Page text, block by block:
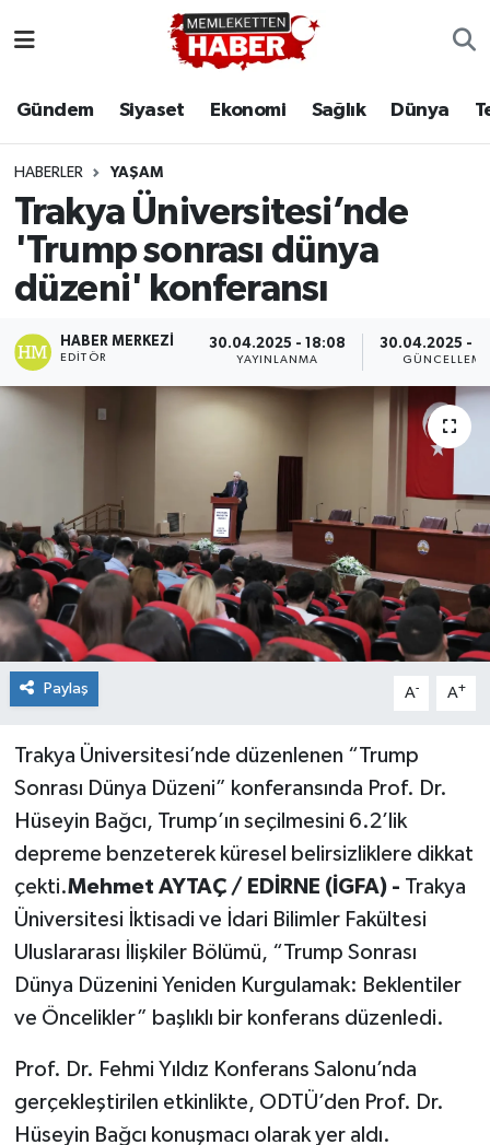
Gündem Siyaset Ekonomi Sağlık Dünya
HABERLER YAŞAM
Trakya Üniversitesi’nde
'Trump sonrası dünya
düzeni' konferansı
HABER MERKEZI
EDITÖR
30.04.2025 - 18:08
YAYINLANMA
30.04.2025 -
GÜNCELLEME
Paylaş A- A+
Trakya Üniversitesi’nde düzenlenen “Trump
Sonrası Dünya Düzeni” konferansında Prof. Dr.
Hüseyin Bağcı, Trump’ın seçilmesini 6.2’lik
depreme benzeterek küresel belirsizliklere dikkat
çekti.Mehmet AYTAÇ / EDİRNE (İGFA) - Trakya
Üniversitesi İktisadi ve İdari Bilimler Fakültesi
Uluslararası İlişkiler Bölümü, “Trump Sonrası
Dünya Düzenini Yeniden Kurgulamak: Beklentiler
ve Öncelikler” başlıklı bir konferans düzenledi.
Prof. Dr. Fehmi Yıldız Konferans Salonu’nda
gerçekleştirilen etkinlikte, ODTÜ’den Prof. Dr.
Hüseyin Bağcı konuşmacı olarak yer aldı.